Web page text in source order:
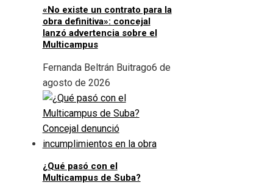
«No existe un contrato para la
obra definitiva»: concejal
lanzó advertencia sobre el
Multicampus
Fernanda Beltrán Buitrago6 de
agosto de 2026
¿Qué pasó con el
Multicampus de Suba?